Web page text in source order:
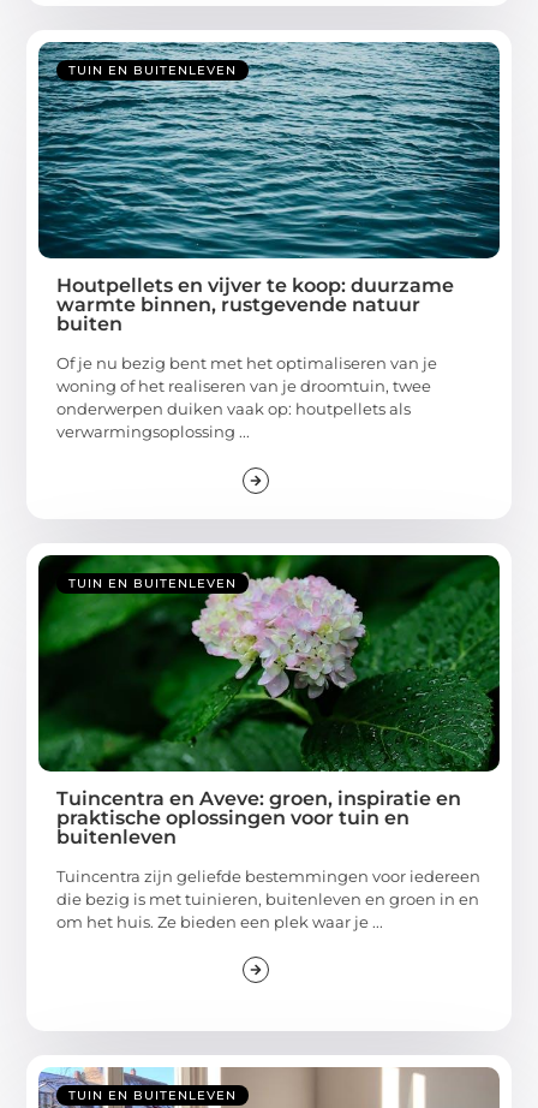
TUIN EN BUITENLEVEN
Houtpellets en vijver te koop: duurzame
warmte binnen, rustgevende natuur
buiten
Of je nu bezig bent met het optimaliseren van je
woning of het realiseren van je droomtuin, twee
onderwerpen duiken vaak op: houtpellets als
verwarmingsoplossing ...
TUIN EN BUITENLEVEN
Tuincentra en Aveve: groen, inspiratie en
praktische oplossingen voor tuin en
buitenleven
Tuincentra zijn geliefde bestemmingen voor iedereen
die bezig is met tuinieren, buitenleven en groen in en
om het huis. Ze bieden een plek waar je ...
TUIN EN BUITENLEVEN